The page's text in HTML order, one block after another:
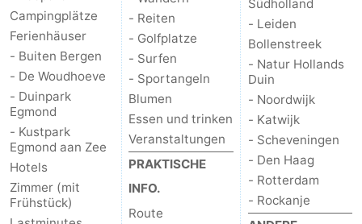
Campingplätze
Ferienhäuser
- Buiten Bergen
- De Woudhoeve
- Duinpark
Egmond
- Kustpark
Egmond aan Zee
Hotels
Zimmer (mit
Frühstück)
- Reiten
- Golfplatze
- Surfen
- Sportangeln
Blumen
Essen und trinken
Veranstaltungen
PRAKTISCHE
INFO.
Route
Südholland
- Leiden
Bollenstreek
- Natur Hollands
Duin
- Noordwijk
- Katwijk
- Scheveningen
- Den Haag
- Rotterdam
- Rockanje